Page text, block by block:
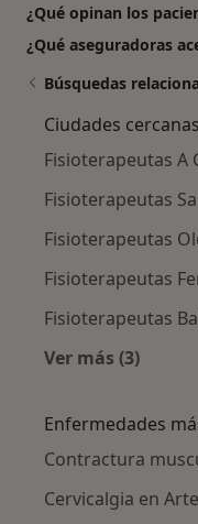
¿Qué opinan los
¿Qué aseguradoras
Búsquedas
Ciudades
Fisioterapeutas A
Fisioterapeutas
Fisioterapeutas
Fisioterapeutas
Fisioterapeutas
Ver más (3)
Enfermedades
Contractura
Cervicalgia en